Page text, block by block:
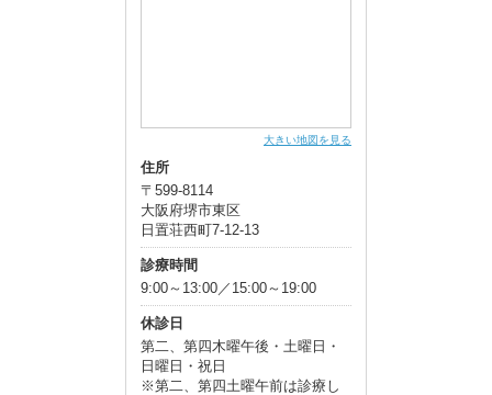
大きい地図を見る
住所
〒599-8114
大阪府堺市東区
日置荘西町7-12-13
診療時間
9:00～13:00／15:00～19:00
休診日
第二、第四木曜午後・土曜日・
日曜日・祝日
※第二、第四土曜午前は診療し